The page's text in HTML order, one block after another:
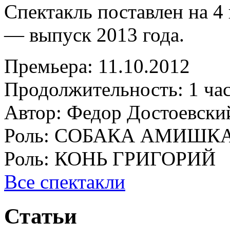
Спектакль поставлен на
— выпуск 2013 года.
Премьера: 11.10.2012
Продолжительность: 1
Автор: Федор
Роль: СОБАКА
Роль: КОНЬ ГРИГОРИЙ
Все спектакли
Статьи